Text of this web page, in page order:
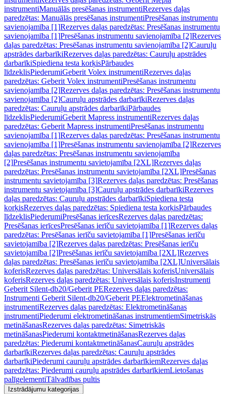
instrumentiManuālās presēšanas instrumentiRezerves daļas
paredzētas: Manuālās presēšanas instrumentiPresēšanas instrumentu
savienojamība [1]Rezerves daļas paredzētas: Presēšanas instrumentu
savienojamība [1]Presēšanas instrumentu savienojamība [2]Rezerves
daļas paredzētas: Presēšanas instrumentu savienojamība [2]Cauruļu
apstrādes darbarīkiRezerves daļas paredzētas: Cauruļu apstrādes
darbarīkiSpiediena testa korķisPārbaudes
līdzeklisPiederumiGeberit Volex instrumentiRezerves daļas
paredzētas: Geberit Volex instrumentiPresēšanas instrumentu
savienojamība [2]Rezerves daļas paredzētas: Presēšanas instrumentu
savienojamība [2]Cauruļu apstrādes darbarīkiRezerves daļas
paredzētas: Cauruļu apstrādes darbarīkiPārbaudes
līdzeklisPiederumiGeberit Mapress instrumentiRezerves daļas
paredzētas: Geberit Mapress instrumentiPresēšanas instrumentu
savienojamība [1]Rezerves daļas paredzētas: Presēšanas instrumentu
savienojamība [1]Presēšanas instrumentu savienojamība [2]Rezerves
daļas paredzētas: Presēšanas instrumentu savienojamība
[2]Presēšanas instrumentu savietojamība [2XL]Rezerves daļas
paredzētas: Presēšanas instrumentu savietojamība [2XL]Presēšanas
instrumentu savietojamība [3]Rezerves daļas paredzētas: Presēšanas
instrumentu savietojamība [3]Cauruļu apstrādes darbarīkiRezerves
daļas paredzētas: Cauruļu apstrādes darbarīkiSpiediena testa
korķisRezerves daļas paredzētas: Spiediena testa korķisPārbaudes
līdzeklisPiederumiPresēšanas ierīcesRezerves daļas paredzētas:
Presēšanas ierīcesPresēšanas ierīču savietojamība [1]Rezerves daļas
paredzētas: Presēšanas ierīču savietojamība [1]Presēšanas ierīču
savietojamība [2]Rezerves daļas paredzētas: Presēšanas ierīču
savietojamība [2]Presēšanas ierīču savietojamība [2XL]Rezerves
daļas paredzētas: Presēšanas ierīču savietojamība [2XL]Universālais
koferisRezerves daļas paredzētas: Universālais koferisUniversālais
koferisRezerves daļas paredzētas: Universālais koferisInstrumenti
Geberit Silent-db20/Geberit PERezerves daļas paredzētas:
Instrumenti Geberit Silent-db20/Geberit PEElektrometināšanas
instrumentiRezerves daļas paredzētas: Elektrometināšanas
instrumentiPiederumi elektrometināšanas instrumentiemSimetriskās
metināšanasRezerves daļas paredzētas: Simetriskās
metināšanasPiederumi kontaktmetināšanasRezerves daļas
paredzētas: Piederumi kontaktmetināšanasCauruļu apstrādes
darbarīkiRezerves daļas paredzētas: Cauruļu apstrādes
darbarīkiPiederumi cauruļu apstrādes darbarīkiemRezerves daļas
paredzētas: Piederumi cauruļu apstrādes darbarīkiemLietošanas
palīgelementiTālvadības pultis
Izstrādājumu kategorijas